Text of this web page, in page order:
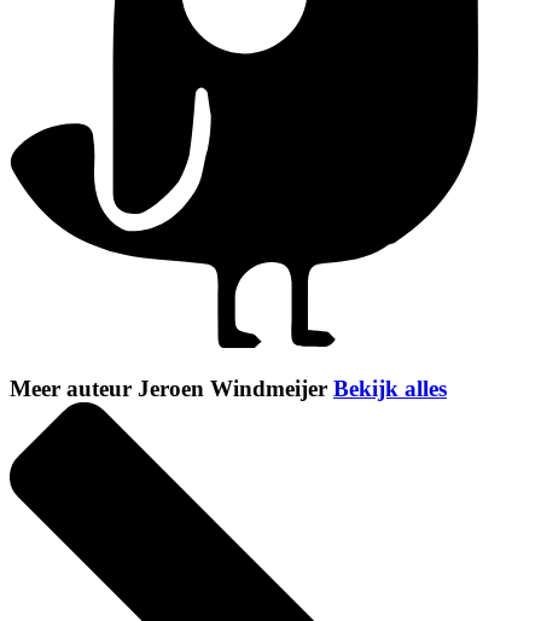
Meer auteur Jeroen Windmeijer Bekijk alles